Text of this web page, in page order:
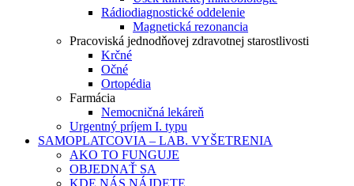
Rádiodiagnostické oddelenie
Magnetická rezonancia
Pracoviská jednodňovej zdravotnej starostlivosti
Krčné
Očné
Ortopédia
Farmácia
Nemocničná lekáreň
Urgentný príjem I. typu
SAMOPLATCOVIA – LAB. VYŠETRENIA
AKO TO FUNGUJE
OBJEDNAŤ SA
KDE NÁS NÁJDETE